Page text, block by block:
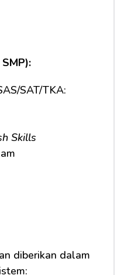
SAT/TKA:
Skills
diberikan dalam